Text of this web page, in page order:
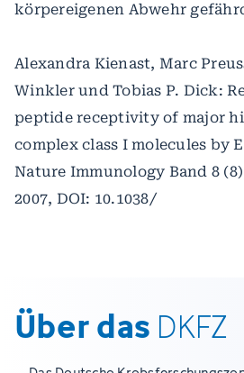
körpereigenen Abwehr
Alexandra Kienast, Marc
Winkler und Tobias P. Dick:
peptide receptivity of major
complex class I molecules by
Nature Immunology Band 8
2007, DOI: 10.1038/
Über das DKFZ